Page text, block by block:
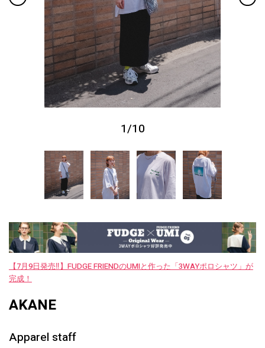
1/10
【7月9日発売‼︎】FUDGE FRIENDのUMIと作った「3WAYポロシャツ」が
完成！
AKANE
Apparel staff